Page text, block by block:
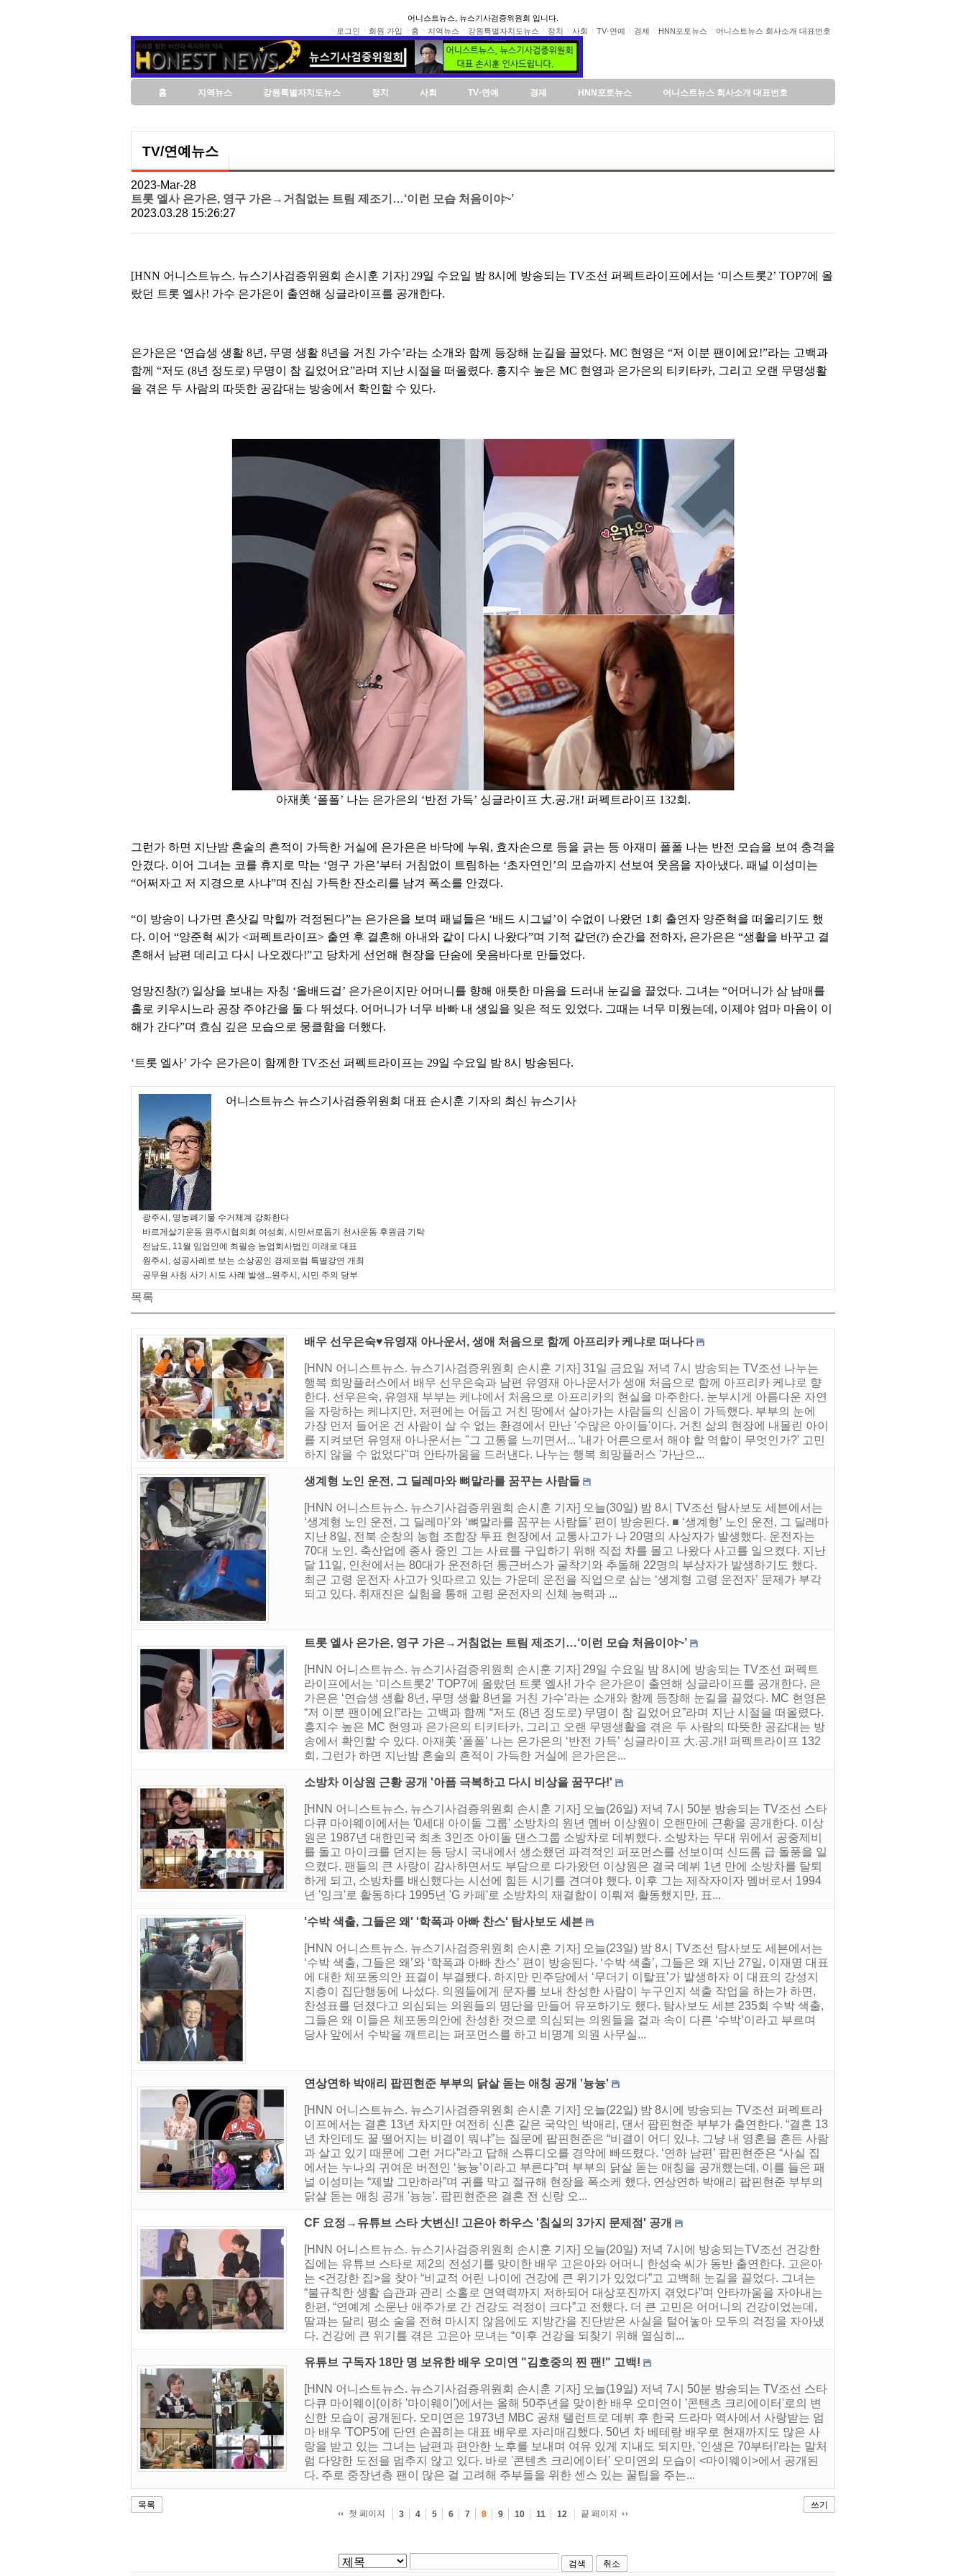
어니스트뉴스, 뉴스기사검증위원회 입니다.
로그인
회원 가입 홈 지역뉴스 강원특별자치도뉴스 정치 사회 TV·연예 경제 HNN포토뉴스 어니스트뉴스 회사소개 대표번호
홈 지역뉴스 강원특별자치도뉴스 정치 사회 TV·연예 경제 HNN포토뉴스 어니스트뉴스 회사소개 대표번호
TV/연예뉴스
2023-Mar-28
트롯 엘사 은가은, 영구 가은→거침없는 트림 제조기…‘이런 모습 처음이야~’
2023.03.28 15:26:27
[HNN 어니스트뉴스. 뉴스기사검증위원회 손시훈 기자] 29일 수요일 밤 8시에 방송되는 TV조선 퍼펙트라이프에서는 ‘미스트롯2’ TOP7에 올
랐던 트롯 엘사! 가수 은가은이 출연해 싱글라이프를 공개한다.
은가은은 ‘연습생 생활 8년, 무명 생활 8년을 거친 가수’라는 소개와 함께 등장해 눈길을 끌었다. MC 현영은 “저 이분 팬이에요!”라는 고백과
함께 “저도 (8년 정도로) 무명이 참 길었어요”라며 지난 시절을 떠올렸다. 흥지수 높은 MC 현영과 은가은의 티키타카, 그리고 오랜 무명생활
을 겪은 두 사람의 따뜻한 공감대는 방송에서 확인할 수 있다.
아재美 ‘폴폴’ 나는 은가은의 ‘반전 가득’ 싱글라이프 大.공.개! 퍼펙트라이프 132회.
그런가 하면 지난밤 혼술의 흔적이 가득한 거실에 은가은은 바닥에 누워, 효자손으로 등을 긁는 등 아재미 폴폴 나는 반전 모습을 보여 충격을
안겼다. 이어 그녀는 코를 휴지로 막는 ‘영구 가은’부터 거침없이 트림하는 ‘초자연인’의 모습까지 선보여 웃음을 자아냈다. 패널 이성미는
“어쩌자고 저 지경으로 사냐”며 진심 가득한 잔소리를 남겨 폭소를 안겼다.
“이 방송이 나가면 혼삿길 막힐까 걱정된다”는 은가은을 보며 패널들은 ‘배드 시그널’이 수없이 나왔던 1회 출연자 양준혁을 떠올리기도 했
다. 이어 “양준혁 씨가 <퍼펙트라이프> 출연 후 결혼해 아내와 같이 다시 나왔다”며 기적 같던(?) 순간을 전하자, 은가은은 “생활을 바꾸고 결
혼해서 남편 데리고 다시 나오겠다!”고 당차게 선언해 현장을 단숨에 웃음바다로 만들었다.
엉망진창(?) 일상을 보내는 자칭 ‘올배드걸’ 은가은이지만 어머니를 향해 애틋한 마음을 드러내 눈길을 끌었다. 그녀는 “어머니가 삼 남매를
홀로 키우시느라 공장 주야간을 둘 다 뛰셨다. 어머니가 너무 바빠 내 생일을 잊은 적도 있었다. 그때는 너무 미웠는데, 이제야 엄마 마음이 이
해가 간다”며 효심 깊은 모습으로 뭉클함을 더했다.
‘트롯 엘사’ 가수 은가은이 함께한 TV조선 퍼펙트라이프는 29일 수요일 밤 8시 방송된다.
어니스트뉴스 뉴스기사검증위원회 대표 손시훈 기자의 최신 뉴스기사
광주시, 영농폐기물 수거체계 강화한다
바르게살기운동 원주시협의회 여성회, 시민서로돕기 천사운동 후원금 기탁
전남도, 11월 임업인에 최필승 농업회사법인 미래로 대표
원주시, 성공사례로 보는 소상공인 경제포럼 특별강연 개최
공무원 사칭 사기 시도 사례 발생...원주시, 시민 주의 당부
목록
배우 선우은숙♥유영재 아나운서, 생애 처음으로 함께 아프리카 케냐로 떠나다
[HNN 어니스트뉴스. 뉴스기사검증위원회 손시훈 기자] 31일 금요일 저녁 7시 방송되는 TV조선 나누는
행복 희망플러스에서 배우 선우은숙과 남편 유영재 아나운서가 생애 처음으로 함께 아프리카 케냐로 향
한다. 선우은숙, 유영재 부부는 케냐에서 처음으로 아프리카의 현실을 마주한다. 눈부시게 아름다운 자연
을 자랑하는 케냐지만, 저편에는 어둡고 거친 땅에서 살아가는 사람들의 신음이 가득했다. 부부의 눈에
가장 먼저 들어온 건 사람이 살 수 없는 환경에서 만난 '수많은 아이들'이다. 거친 삶의 현장에 내몰린 아이
를 지켜보던 유영재 아나운서는 "그 고통을 느끼면서... '내가 어른으로서 해야 할 역할이 무엇인가?' 고민
하지 않을 수 없었다"며 안타까움을 드러낸다. 나누는 행복 희망플러스 '가난으...
생계형 노인 운전, 그 딜레마와 뼈말라를 꿈꾸는 사람들
[HNN 어니스트뉴스. 뉴스기사검증위원회 손시훈 기자] 오늘(30일) 밤 8시 TV조선 탐사보도 세븐에서는
‘생계형 노인 운전, 그 딜레마’와 ‘뼈말라를 꿈꾸는 사람들’ 편이 방송된다. ■ ‘생계형’ 노인 운전, 그 딜레마
지난 8일, 전북 순창의 농협 조합장 투표 현장에서 교통사고가 나 20명의 사상자가 발생했다. 운전자는
70대 노인. 축산업에 종사 중인 그는 사료를 구입하기 위해 직접 차를 몰고 나왔다 사고를 일으켰다. 지난
달 11일, 인천에서는 80대가 운전하던 통근버스가 굴착기와 추돌해 22명의 부상자가 발생하기도 했다.
최근 고령 운전자 사고가 잇따르고 있는 가운데 운전을 직업으로 삼는 ‘생계형 고령 운전자’ 문제가 부각
되고 있다. 취재진은 실험을 통해 고령 운전자의 신체 능력과 ...
트롯 엘사 은가은, 영구 가은→거침없는 트림 제조기…‘이런 모습 처음이야~’
[HNN 어니스트뉴스. 뉴스기사검증위원회 손시훈 기자] 29일 수요일 밤 8시에 방송되는 TV조선 퍼펙트
라이프에서는 ‘미스트롯2’ TOP7에 올랐던 트롯 엘사! 가수 은가은이 출연해 싱글라이프를 공개한다. 은
가은은 ‘연습생 생활 8년, 무명 생활 8년을 거친 가수’라는 소개와 함께 등장해 눈길을 끌었다. MC 현영은
“저 이분 팬이에요!”라는 고백과 함께 “저도 (8년 정도로) 무명이 참 길었어요”라며 지난 시절을 떠올렸다.
흥지수 높은 MC 현영과 은가은의 티키타카, 그리고 오랜 무명생활을 겪은 두 사람의 따뜻한 공감대는 방
송에서 확인할 수 있다. 아재美 ‘폴폴’ 나는 은가은의 ‘반전 가득’ 싱글라이프 大.공.개! 퍼펙트라이프 132
회. 그런가 하면 지난밤 혼술의 흔적이 가득한 거실에 은가은은...
소방차 이상원 근황 공개 '아픔 극복하고 다시 비상을 꿈꾸다!'
[HNN 어니스트뉴스. 뉴스기사검증위원회 손시훈 기자] 오늘(26일) 저녁 7시 50분 방송되는 TV조선 스타
다큐 마이웨이에서는 '0세대 아이돌 그룹' 소방차의 원년 멤버 이상원이 오랜만에 근황을 공개한다. 이상
원은 1987년 대한민국 최초 3인조 아이돌 댄스그룹 소방차로 데뷔했다. 소방차는 무대 위에서 공중제비
를 돌고 마이크를 던지는 등 당시 국내에서 생소했던 파격적인 퍼포먼스를 선보이며 신드롬 급 돌풍을 일
으켰다. 팬들의 큰 사랑이 감사하면서도 부담으로 다가왔던 이상원은 결국 데뷔 1년 만에 소방차를 탈퇴
하게 되고, 소방차를 배신했다는 시선에 힘든 시기를 견뎌야 했다. 이후 그는 제작자이자 멤버로서 1994
년 '잉크'로 활동하다 1995년 'G 카페'로 소방차의 재결합이 이뤄져 활동했지만, 표...
'수박 색출, 그들은 왜' '학폭과 아빠 찬스' 탐사보도 세븐
[HNN 어니스트뉴스. 뉴스기사검증위원회 손시훈 기자] 오늘(23일) 밤 8시 TV조선 탐사보도 세븐에서는
‘수박 색출, 그들은 왜’와 ‘학폭과 아빠 찬스’ 편이 방송된다. ‘수박 색출’, 그들은 왜 지난 27일, 이재명 대표
에 대한 체포동의안 표결이 부결됐다. 하지만 민주당에서 ‘무더기 이탈표’가 발생하자 이 대표의 강성지
지층이 집단행동에 나섰다. 의원들에게 문자를 보내 찬성한 사람이 누구인지 색출 작업을 하는가 하면,
찬성표를 던졌다고 의심되는 의원들의 명단을 만들어 유포하기도 했다. 탐사보도 세븐 235회 수박 색출,
그들은 왜 이들은 체포동의안에 찬성한 것으로 의심되는 의원들을 겉과 속이 다른 ‘수박’이라고 부르며
당사 앞에서 수박을 깨트리는 퍼포먼스를 하고 비명계 의원 사무실...
연상연하 박애리 팝핀현준 부부의 닭살 돋는 애칭 공개 '늉늉'
[HNN 어니스트뉴스. 뉴스기사검증위원회 손시훈 기자] 오늘(22일) 밤 8시에 방송되는 TV조선 퍼펙트라
이프에서는 결혼 13년 차지만 여전히 신혼 같은 국악인 박애리, 댄서 팝핀현준 부부가 출연한다. “결혼 13
년 차인데도 꿀 떨어지는 비결이 뭐냐”는 질문에 팝핀현준은 “비결이 어디 있냐. 그냥 내 영혼을 흔든 사람
과 살고 있기 때문에 그런 거다”라고 답해 스튜디오를 경악에 빠뜨렸다. ‘연하 남편’ 팝핀현준은 “사실 집
에서는 누나의 귀여운 버전인 ‘늉늉’이라고 부른다”며 부부의 닭살 돋는 애칭을 공개했는데, 이를 들은 패
널 이성미는 “제발 그만하라”며 귀를 막고 절규해 현장을 폭소케 했다. 연상연하 박애리 팝핀현준 부부의
닭살 돋는 애칭 공개 '늉늉'. 팝핀현준은 결혼 전 신랑 오...
CF 요정→유튜브 스타 大변신! 고은아 하우스 '침실의 3가지 문제점' 공개
[HNN 어니스트뉴스. 뉴스기사검증위원회 손시훈 기자] 오늘(20일) 저녁 7시에 방송되는TV조선 건강한
집에는 유튜브 스타로 제2의 전성기를 맞이한 배우 고은아와 어머니 한성숙 씨가 동반 출연한다. 고은아
는 <건강한 집>을 찾아 “비교적 어린 나이에 건강에 큰 위기가 있었다”고 고백해 눈길을 끌었다. 그녀는
“불규칙한 생활 습관과 관리 소홀로 면역력까지 저하되어 대상포진까지 겪었다”며 안타까움을 자아내는
한편, “연예계 소문난 애주가로 간 건강도 걱정이 크다”고 전했다. 더 큰 고민은 어머니의 건강이었는데,
딸과는 달리 평소 술을 전혀 마시지 않음에도 지방간을 진단받은 사실을 털어놓아 모두의 걱정을 자아냈
다. 건강에 큰 위기를 겪은 고은아 모녀는 “이후 건강을 되찾기 위해 열심히...
유튜브 구독자 18만 명 보유한 배우 오미연 "김호중의 찐 팬!" 고백!
[HNN 어니스트뉴스. 뉴스기사검증위원회 손시훈 기자] 오늘(19일) 저녁 7시 50분 방송되는 TV조선 스타
다큐 마이웨이(이하 '마이웨이')에서는 올해 50주년을 맞이한 배우 오미연이 '콘텐츠 크리에이터'로의 변
신한 모습이 공개된다. 오미연은 1973년 MBC 공채 탤런트로 데뷔 후 한국 드라마 역사에서 사랑받는 엄
마 배우 'TOP5'에 단연 손꼽히는 대표 배우로 자리매김했다. 50년 차 베테랑 배우로 현재까지도 많은 사
랑을 받고 있는 그녀는 남편과 편안한 노후를 보내며 여유 있게 지내도 되지만, '인생은 70부터!'라는 말처
럼 다양한 도전을 멈추지 않고 있다. 바로 '콘텐츠 크리에이터' 오미연의 모습이 <마이웨이>에서 공개된
다. 주로 중장년층 팬이 많은 걸 고려해 주부들을 위한 센스 있는 꿀팁을 주는...
목록
쓰기
첫 페이지
3 4 5 6 7 8 9 10 11 12 끝 페이지
검색 취소